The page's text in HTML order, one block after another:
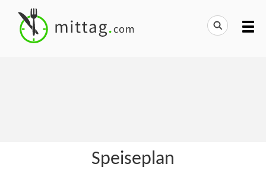
Speiseplan